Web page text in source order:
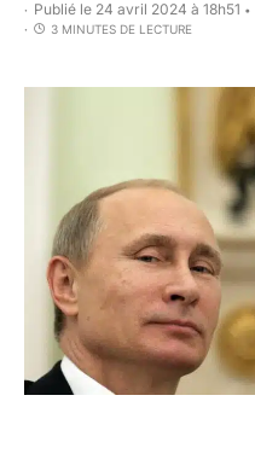
Publié le 24 avril 2024 à 18h51 •
3 MINUTES DE LECTURE